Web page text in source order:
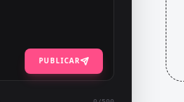
PUBLICAR